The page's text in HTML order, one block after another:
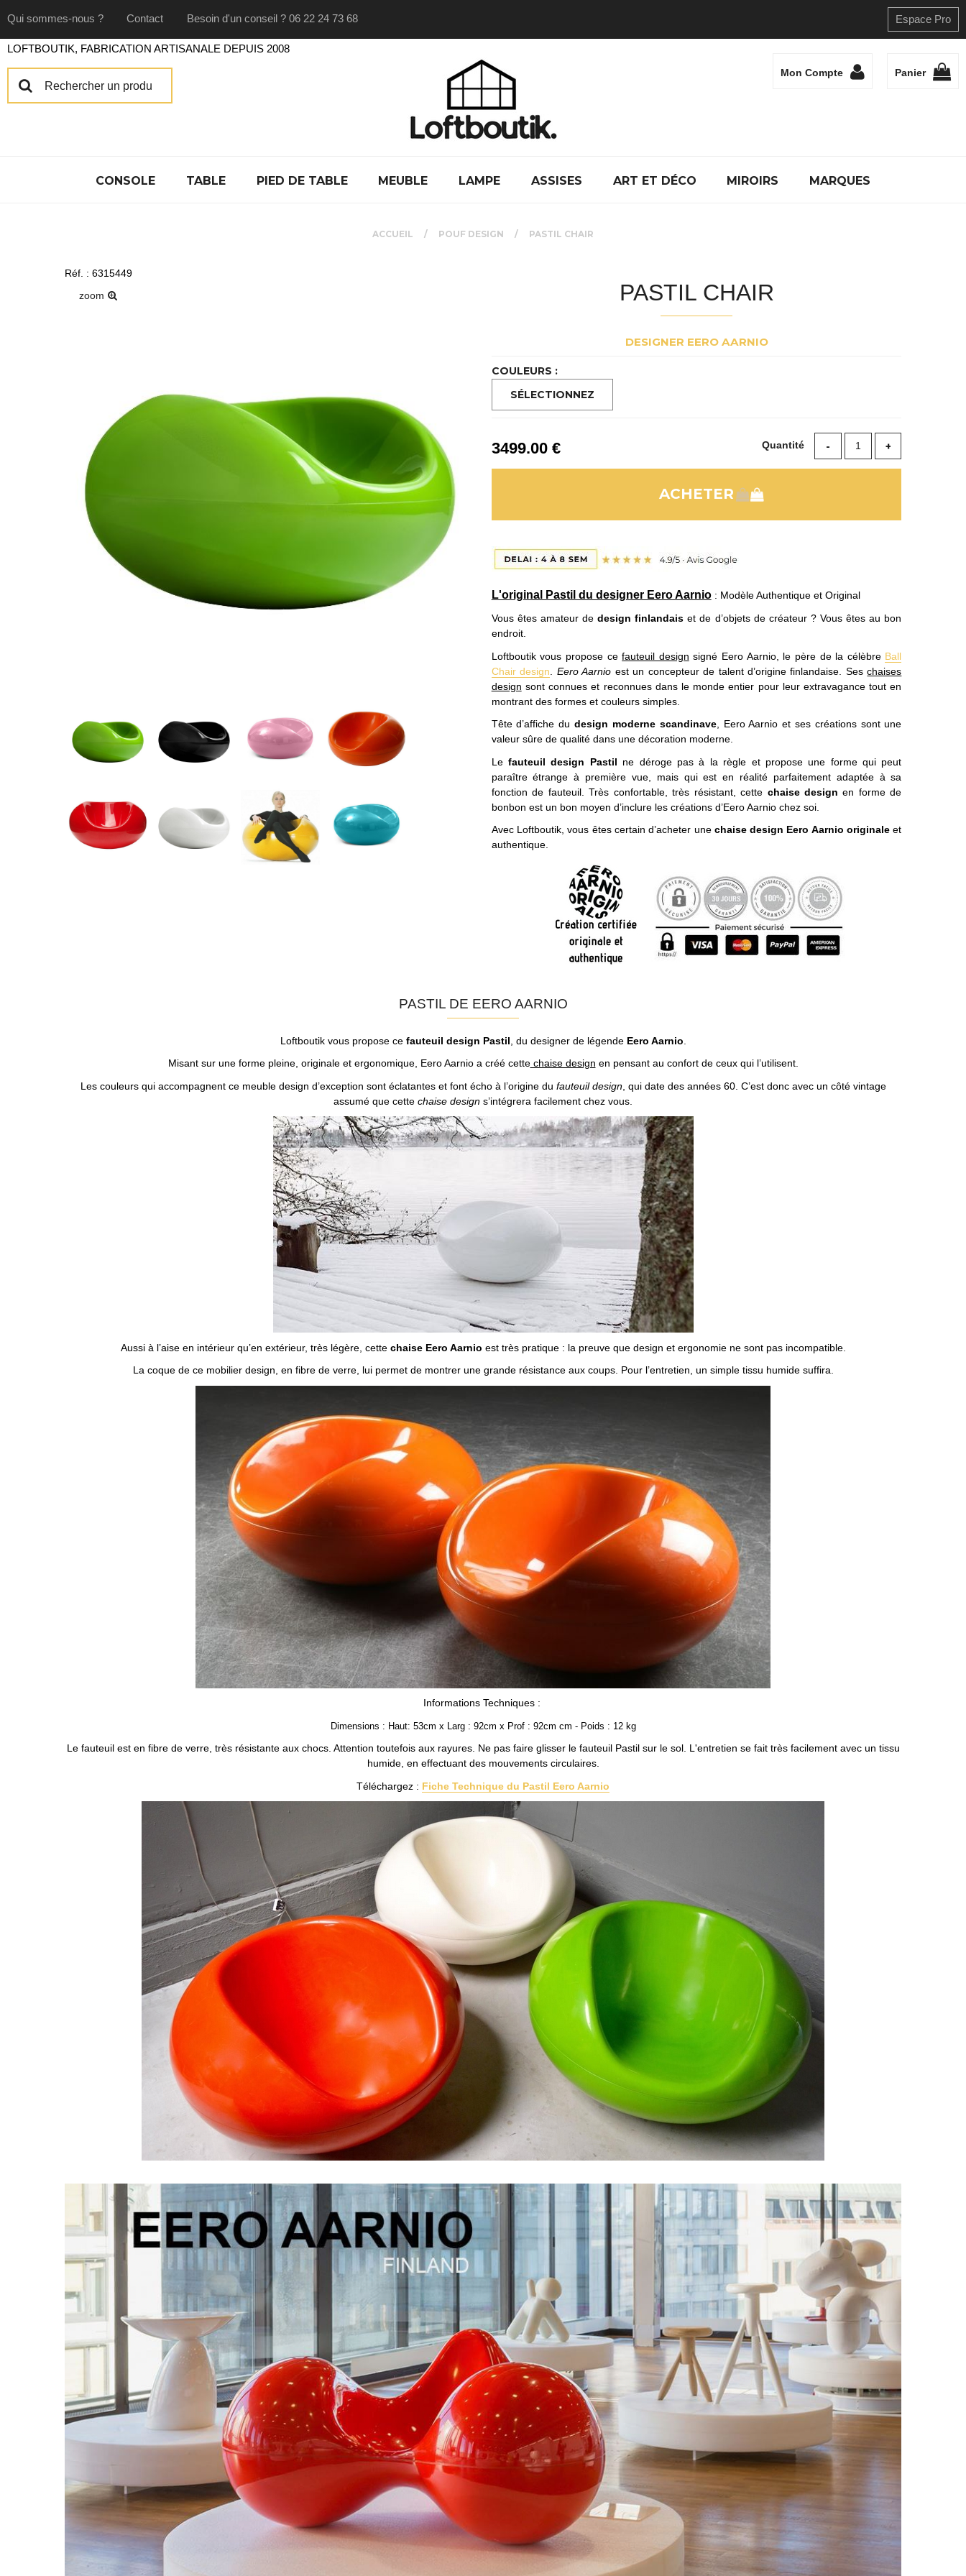
Qui sommes-nous ? Contact Besoin d'un conseil ? 06 22 24 73 68 Espace Pro
Mon Compte Panier
CONSOLE TABLE PIED DE TABLE MEUBLE LAMPE ASSISES ART ET DÉCO MIROIRS MARQUES
ACCUEIL POUF DESIGN PASTIL CHAIR
Réf. : 6315449
zoom
PASTIL CHAIR
DESIGNER EERO AARNIO
COULEURS :
3499.00€ Quantité
L'original Pastil du designer Eero Aarnio: Modèle Authentique et Original
Vous êtes amateur dedesign finlandaiset de d’objets de créateur ? Vous êtes au bon
endroit.
Loftboutik vous propose cefauteuil design signé Eero Aarnio, le père de la célèbre Ball
Chair design
Eero Aarnio est un concepteur de talent d’origine finlandaise. Seschaises
design sont connues et reconnues dans le monde entier pour leur extravagance tout en
montrant des formes et couleurs simples.
Tête d’affiche dudesign moderne scandinave, Eero Aarnio et ses créations sont une
valeur sûre de qualité dans une décoration moderne.
Lefauteuil design Pastil ne déroge pas à la règle et propose une forme qui peut
paraître étrange à première vue, mais qui est en réalité parfaitement adaptée à sa
fonction de fauteuil. Très confortable, très résistant, cette chaise designen forme de
bonbon est un bon moyen d’inclure les créations d’Eero Aarnio chez soi.
Avec Loftboutik, vous êtes certain d’acheter une chaise design Eero Aarnio originale et
authentique.
PASTIL DE EERO AARNIO
Loftboutik vous propose ce fauteuil design Pastil , du designer de légende Eero Aarnio
Misant sur une forme pleine, originale et ergonomique, Eero Aarnio a créé cettechaise design en pensant au confort de ceux qui l’utilisent.
Les couleurs qui accompagnent ce meuble design d’exception sont éclatantes et font écho à l’origine du fauteuil design, qui date des années 60. C’est donc avec un côté vintage
assumé que cette chaise design s’intégrera facilement chez vous.
Aussi à l’aise en intérieur qu’en extérieur, très légère, cette chaise Eero Aarnio est très pratique : la preuve que design et ergonomie ne sont pas incompatible.
La coque de ce mobilier design, en fibre de verre, lui permet de montrer une grande résistance aux coups. Pour l’entretien, un simple tissu humide suffira.
Informations Techniques :
Dimensions : Haut: 53cm x Larg : 92cm x Prof : 92cm cm - Poids : 12 kg
Le fauteuil est en fibre de verre, très résistante aux chocs. Attention toutefois aux rayures. Ne pas faire glisser le fauteuil Pastil sur le sol. L'entretien se fait très facilement avec un tissu
humide, en effectuant des mouvements circulaires.
Téléchargez : Fiche Technique du Pastil Eero Aarnio
LOFTBOUTIK, FABRICATION ARTISANALE DEPUIS 2008